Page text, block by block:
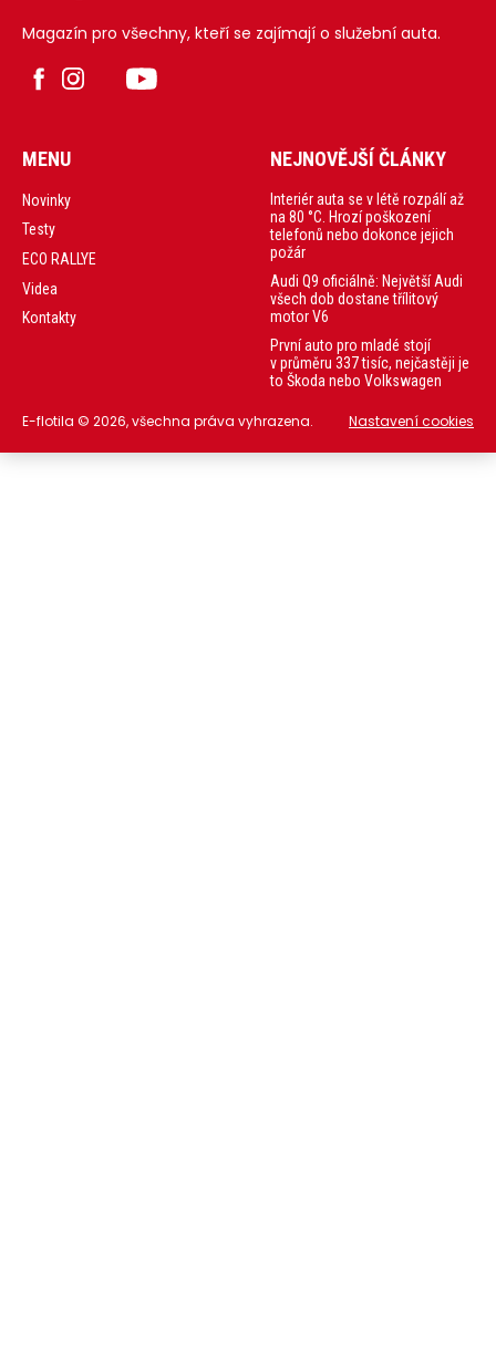
Magazín pro všechny, kteří se zajímají o služební auta.
MENU
Novinky
Testy
ECO RALLYE
Videa
Kontakty
NEJNOVĚJŠÍ ČLÁNKY
Interiér auta se v létě rozpálí až
na 80 °C. Hrozí poškození
telefonů nebo dokonce jejich
požár
Audi Q9 oficiálně: Největší Audi
všech dob dostane třílitový
motor V6
První auto pro mladé stojí
v průměru 337 tisíc, nejčastěji je
to Škoda nebo Volkswagen
E-flotila © 2026, všechna práva vyhrazena. Nastavení cookies